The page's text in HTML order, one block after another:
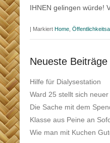
IHNEN gelingen würde!
| Markiert Home
Neueste Beiträge
Hilfe für Dialysestation
Ward 25 stellt sich
Die Sache mit dem
Klasse aus Peine an
Wie man mit Kuchen